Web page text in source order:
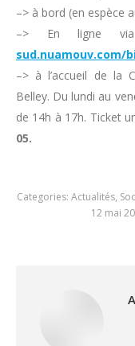
–> à bord (en espèce
–> En ligne
sud.nuamouv.com/
–> à l’accueil de la
Belley. Du lundi au
de 14h à 17h. Ticket
05.
Categories: Actualités,
12 mai